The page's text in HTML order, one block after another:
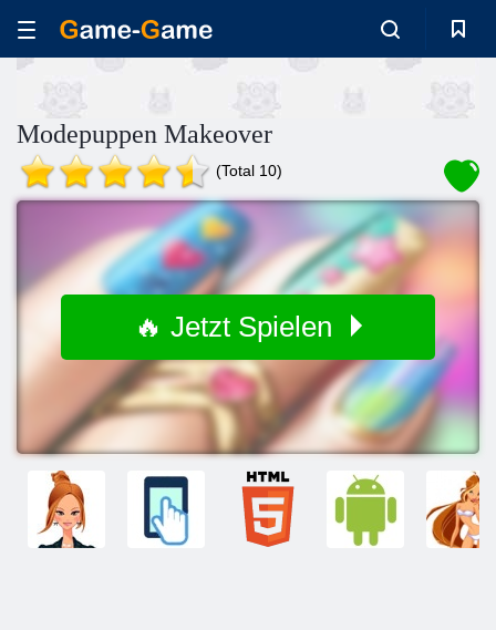
Modepuppen Makeover
(Total 10)
🔥 Jetzt Spielen